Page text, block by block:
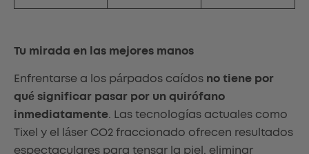
Tu mirada en las mejores manos
Enfrentarse a los párpados caídos no tiene por
qué significar pasar por un quirófano
inmediatamente. Las tecnologías actuales como
Tixel y el láser CO2 fraccionado ofrecen resultados
espectaculares para tensar la piel, eliminar